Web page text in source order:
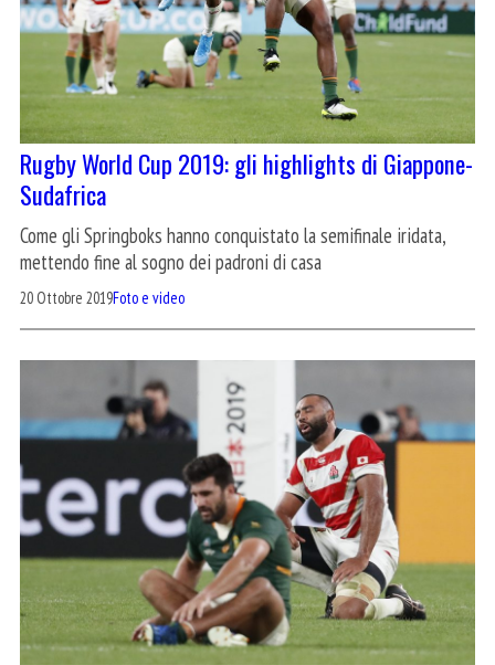
Rugby World Cup 2019: gli highlights di Giappone-
Sudafrica
Come gli Springboks hanno conquistato la semifinale iridata,
mettendo fine al sogno dei padroni di casa
20 Ottobre 2019Foto e video